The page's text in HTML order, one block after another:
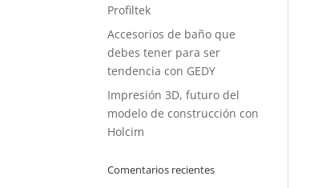
Profiltek
Accesorios de baño que
debes tener para ser
tendencia con GEDY
Impresión 3D, futuro del
modelo de construcción con
Holcim
Comentarios recientes